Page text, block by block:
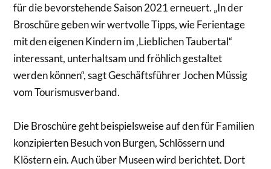
für die bevorstehende Saison 2021 erneuert. „In der
Broschüre geben wir wertvolle Tipps, wie Ferientage
mit den eigenen Kindern im ‚Lieblichen Taubertal“
interessant, unterhaltsam und fröhlich gestaltet
werden können“, sagt Geschäftsführer Jochen Müssig
vom Tourismusverband.
Die Broschüre geht beispielsweise auf den für Familien
konzipierten Besuch von Burgen, Schlössern und
Klöstern ein. Auch über Museen wird berichtet. Dort